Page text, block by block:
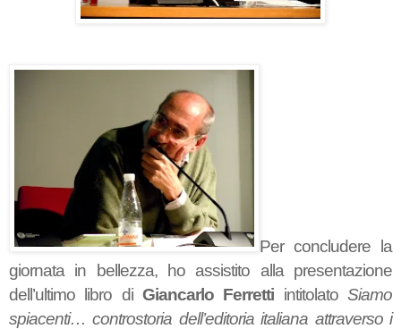
Per concludere la
giornata in bellezza, ho assistito alla presentazione
dell’ultimo libro di Giancarlo Ferretti intitolatoSiamo
spiacenti… controstoria dell’editoria italiana attraverso i